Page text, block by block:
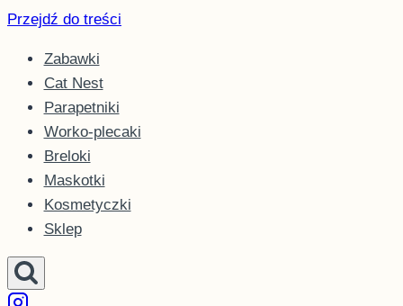
Przejdź do treści
Zabawki
Cat Nest
Parapetniki
Worko-plecaki
Breloki
Maskotki
Kosmetyczki
Sklep